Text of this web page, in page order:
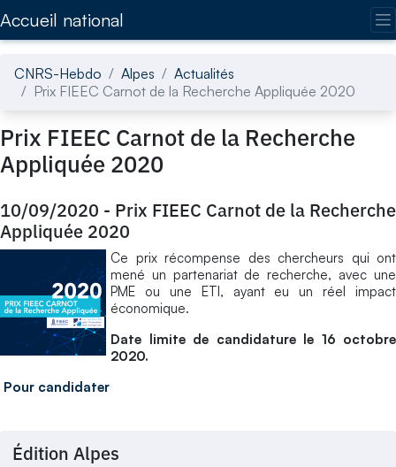
Accueil national
CNRS-Hebdo Alpes
Actualités
Prix FIEEC Carnot de la Recherche Appliquée 2020
Prix FIEEC Carnot de la Recherche
Appliquée 2020
10/09/2020 - Prix FIEEC Carnot de la Recherche
Appliquée 2020
Ce prix récompense des chercheurs qui ont
mené un partenariat de recherche, avec une
PME ou une ETI, ayant eu un réel impact
économique.
Date limite de candidature le 16 octobre
2020.
Pour candidater
Édition Alpes